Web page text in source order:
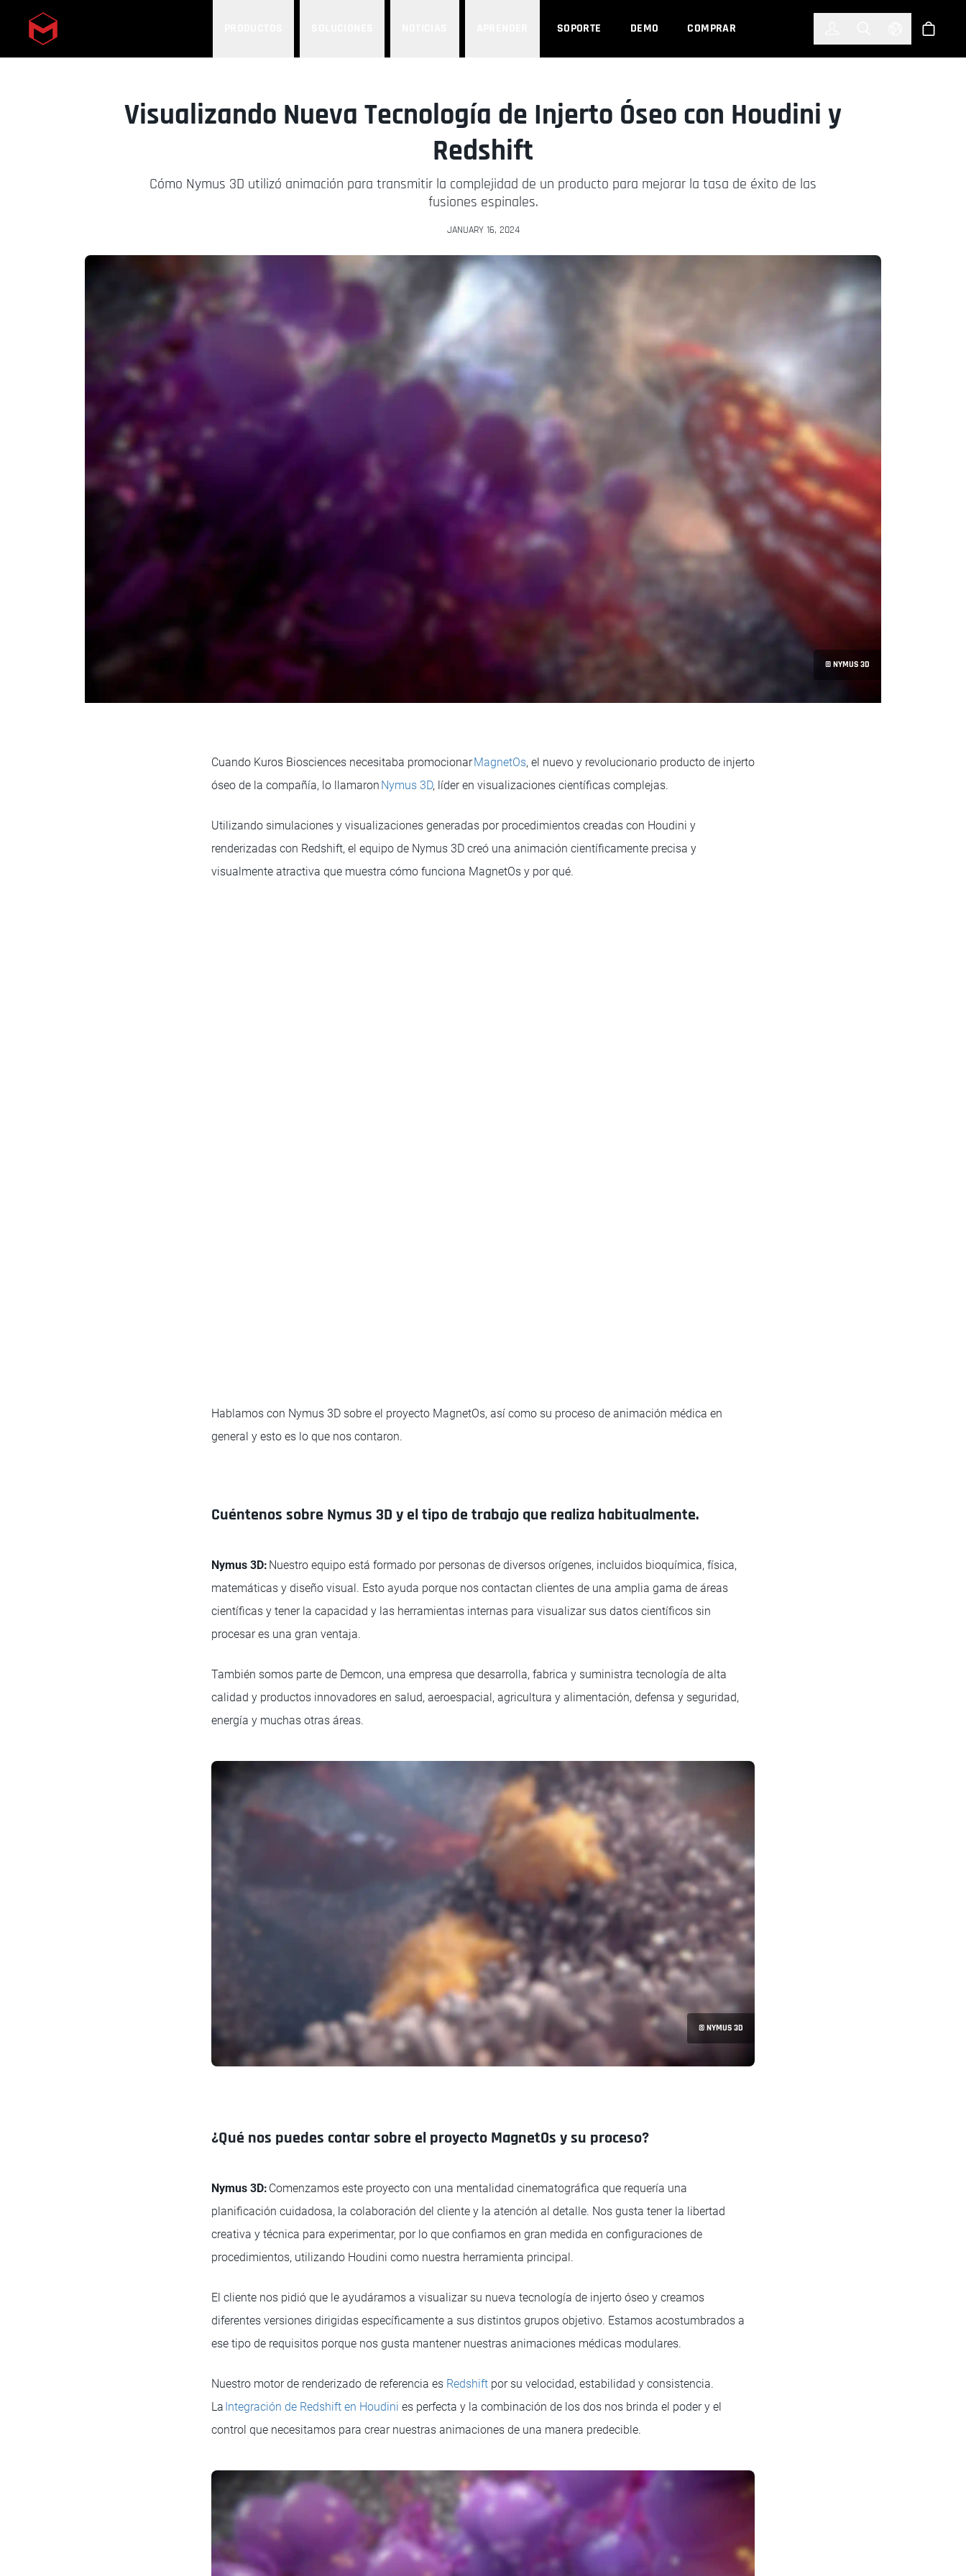
Skip to main content SOPORTE DEMO COMPRAR Select Tienda
© NYMUS 3D
Visualizando Nueva Tecnología de Injerto Óseo con Houdini y
Redshift
Cómo Nymus 3D utilizó animación para transmitir la complejidad de un producto para mejorar la tasa de éxito de las
fusiones espinales.
JANUARY 16, 2024
Cuando Kuros Biosciences necesitaba promocionarMagnetOs, el nuevo y revolucionario producto de injerto
óseo de la compañía, lo llamaron Nymus 3D, líder en visualizaciones científicas complejas.
Utilizando simulaciones y visualizaciones generadas por procedimientos creadas con Houdini y
renderizadas con Redshift, el equipo de Nymus 3D creó una animación científicamente precisa y
visualmente atractiva que muestra cómo funciona MagnetOs y por qué.
Hablamos con Nymus 3D sobre el proyecto MagnetOs, así como su proceso de animación médica en
general y esto es lo que nos contaron.
Cuéntenos sobre Nymus 3D y el tipo de trabajo que realiza habitualmente.
Nymus 3D: Nuestro equipo está formado por personas de diversos orígenes, incluidos bioquímica, física,
matemáticas y diseño visual. Esto ayuda porque nos contactan clientes de una amplia gama de áreas
científicas y tener la capacidad y las herramientas internas para visualizar sus datos científicos sin
procesar es una gran ventaja.
También somos parte de Demcon, una empresa que desarrolla, fabrica y suministra tecnología de alta
calidad y productos innovadores en salud, aeroespacial, agricultura y alimentación, defensa y seguridad,
energía y muchas otras áreas.
© NYMUS 3D
¿Qué nos puedes contar sobre el proyecto MagnetOs y su proceso?
Nymus 3D: Comenzamos este proyecto con una mentalidad cinematográfica que requería una
planificación cuidadosa, la colaboración del cliente y la atención al detalle. Nos gusta tener la libertad
creativa y técnica para experimentar, por lo que confiamos en gran medida en configuraciones de
procedimientos, utilizando Houdini como nuestra herramienta principal.
El cliente nos pidió que le ayudáramos a visualizar su nueva tecnología de injerto óseo y creamos
diferentes versiones dirigidas específicamente a sus distintos grupos objetivo. Estamos acostumbrados a
ese tipo de requisitos porque nos gusta mantener nuestras animaciones médicas modulares.
Nuestro motor de renderizado de referencia es Redshift por su velocidad, estabilidad y consistencia.
La Integración de Redshift en Houdini es perfecta y la combinación de los dos nos brinda el poder y el
control que necesitamos para crear nuestras animaciones de una manera predecible.